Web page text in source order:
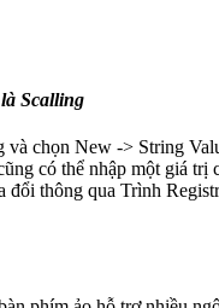
Scalling
một giá trị chuỗi khác